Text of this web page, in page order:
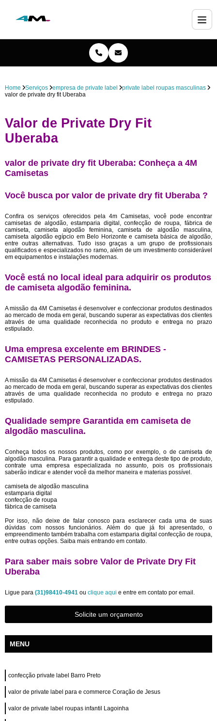
Home Serviços empresa de private label
private label roupas masculinas
valor de private dry fit Uberaba
Valor de Private Dry Fit
Uberaba
valor de private dry fit Uberaba: Conheça a 4M
Camisetas
Você busca por valor de private dry fit Uberaba ?
Confira os serviços oferecidos pela 4m Camisetas, você pode encontrar
camisetas de algodão, estamparia digital, confecção de roupa, fábrica de
camiseta, camiseta algodão feminina, camiseta de algodão masculina,
camiseta algodão egípcio em Belo Horizonte e camiseta básica de algodão,
entre outras alternativas. Tudo isso graças a um grupo de profissionais
qualificados e especializados no ramo, além de um investimento considerável
em equipamentos e instalações modernas.
Você está no local ideal para adquirir os produtos
de camiseta algodão feminina.
A missão da 4M Camisetas é desenvolver e confeccionar produtos destinados
ao mercado de moda em geral, buscando superar as expectativas dos clientes
através de uma qualidade reconhecida no produto e entrega no prazo
estipulado.
Uma empresa excelente em BRINDES -
CAMISETAS PERSONALIZADAS.
A missão da 4M Camisetas é desenvolver e confeccionar produtos destinados
ao mercado de moda em geral, buscando superar as expectativas dos clientes
através de uma qualidade reconhecida no produto e entrega no prazo
estipulado.
Qualidade sempre Garantida em camiseta de
algodão masculina.
Conheça todos os nossos produtos, como por exemplo, o de camiseta de
algodão masculina. Para garantir a qualidade e entrega deste tipo de produto,
contrate uma empresa especializada no assunto, pois os profissionais
saberão indicar e atender você da melhor maneira e materias possível.
camiseta de algodão masculina
estamparia digital
confecção de roupa
fábrica de camiseta
Por isso, não deixe de falar conosco para esclarecer cada uma de suas
dúvidas com nossos funcionários. Além do que já foi apresentado, o
empreendimento também trabalha com estamparia digital confecção de roupa,
entre outras opções. Saiba mais entrando em contato.
Para saber mais sobre Valor de Private Dry Fit
Uberaba
Ligue para (31)98410-4941 ou clique aqui e entre em contato por email.
Solicite um orçamento
MENU
confecção private label Barro Preto
valor de private label para e commerce Coração de Jesus
valor de private label roupas infantil Lagoinha